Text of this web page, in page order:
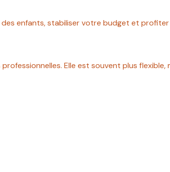
enfants, stabiliser votre budget et profiter
Elle est souvent plus